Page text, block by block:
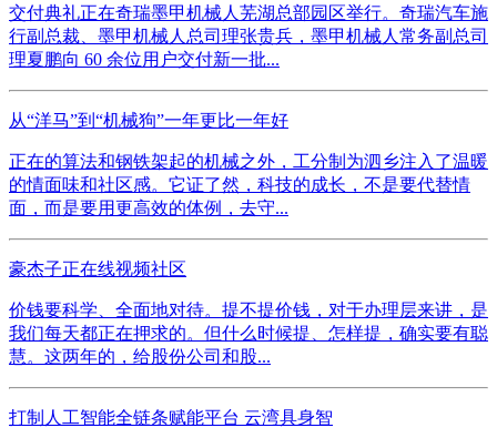
交付典礼正在奇瑞墨甲机械人芜湖总部园区举行。奇瑞汽车施
行副总裁、墨甲机械人总司理张贵兵，墨甲机械人常务副总司
理夏鹏向 60 余位用户交付新一批...
从“洋马”到“机械狗”一年更比一年好
正在的算法和钢铁架起的机械之外，工分制为泗乡注入了温暖
的情面味和社区感。它证了然，科技的成长，不是要代替情
面，而是要用更高效的体例，去守...
豪杰子正在线视频社区
价钱要科学、全面地对待。提不提价钱，对于办理层来讲，是
我们每天都正在押求的。但什么时候提、怎样提，确实要有聪
慧。这两年的，给股份公司和股...
打制人工智能全链条赋能平台 云湾具身智